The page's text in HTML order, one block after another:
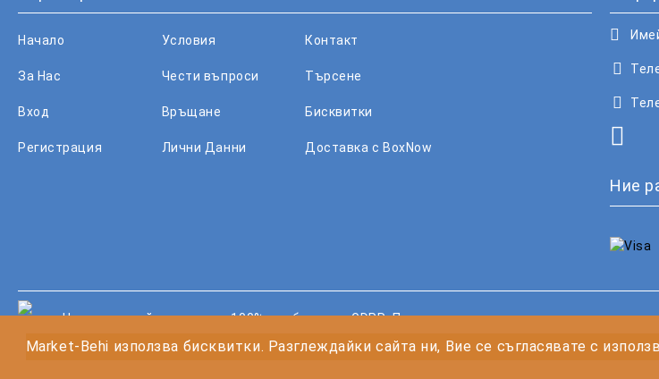
Market-Behi използва бисквитки. Разглеждайки сайта ни, Вие се съгласявате с
Начало
За Нас
Вход
Регистрация
Условия
Чести въпроси
Връщане
Лични Данни
Контакт
Търсене
Бисквитки
Доставка с BoxNow
Ние
GDPR Нашият онлайн магазин е 100% съобразен с GDPR. Прочетете нашата политика